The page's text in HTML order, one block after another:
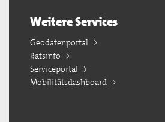
Weitere Services
Geodatenportal
Ratsinfo
Serviceportal
Mobilitätsdashboard